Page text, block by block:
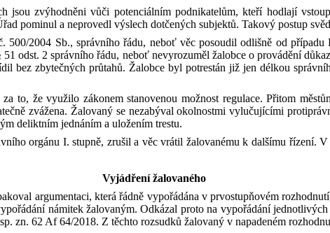
jsou zvýhodněni vůči potenciálním podnikatelům, kteří hodlají
pominul a neprovedl výslech dotčených subjektů. Takový postup
500/2004 Sb., správního řádu, neboť věc posoudil odlišně od
51 odst. 2 správního řádu, neboť nevyrozuměl žalobce o provádění
bez zbytečných průtahů. Žalobce byl potrestán již jen délkou
to, že využilo zákonem stanovenou možnost regulace. Přitom
zvážena. Žalovaný se nezabýval okolnostmi vylučujícími
deliktním jednáním a uložením trestu.
orgánu I. stupně, zrušil a věc vrátil žalovanému k dalšímu řízení. V
Vyjádření žalovaného
argumentaci, která řádně vypořádána v prvostupňovém
námitek žalovaným. Odkázal proto na vypořádání
zn. 62 Af 64/2018. Z těchto rozsudků žalovaný v napadeném